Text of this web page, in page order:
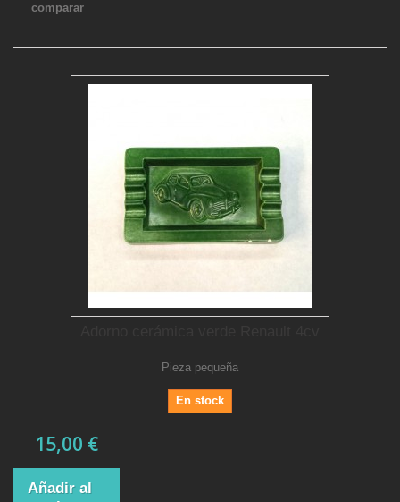
comparar
Pieza pequeña
En stock
15,00 €
Añadir al